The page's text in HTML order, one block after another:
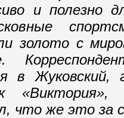
и полезно
золото с
в Жуковский,
«Виктория»,
что же это за